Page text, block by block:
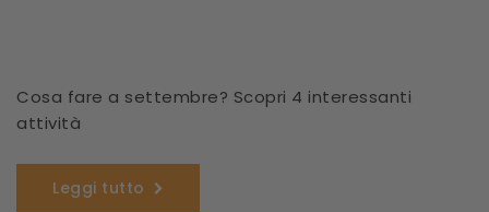
Cosa fare a settembre? Scopri 4 interessanti
attività
Leggi tutto